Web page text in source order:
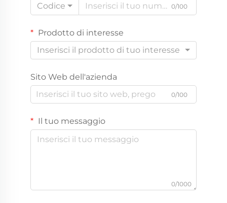
Codice
0/100
Prodotto di interesse
Inserisci il prodotto di tuo interesse
Sito Web dell'azienda
0/100
Il tuo messaggio
0/1000